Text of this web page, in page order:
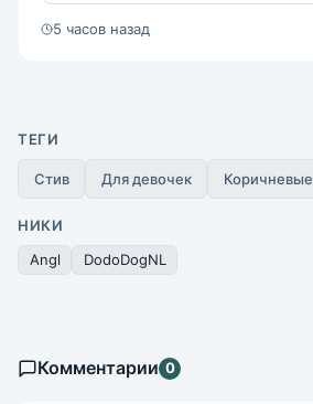
5 часов назад
ТЕГИ
Стив Для девочек Коричневые
НИКИ
Angl
DodoDogNL
Комментарии 0